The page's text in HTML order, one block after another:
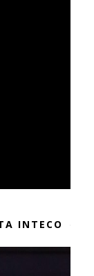
INTECO